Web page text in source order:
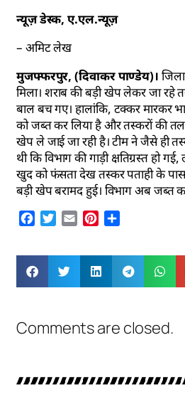
न्यूज़ डेस्क, ए.एल.न्यूज़
– अमिट लेख
मुजफ्फरपुर, (दिवाकर पाण्डेय)।
मिला। शराब की बड़ी खेप लेकर जा रहे
बाल बच गए। हालांकि, टक्कर मारकर
को जब्त कर लिया है और तस्करों की
खेप ले जाई जा रही है। टीम ने जैसे ही
थी कि विभाग की गाड़ी क्षतिग्रस्त हो
खुद को फंसता देख तस्कर पताही के
बड़ी खेप बरामद हुई। विभाग अब जब्त
Facebook
Twitter
Email Pinterest
Comments are closed.